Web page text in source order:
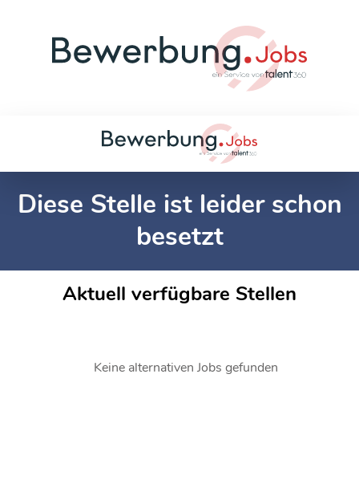
Diese Stelle ist leider schon
besetzt
Aktuell verfügbare Stellen
Keine alternativen Jobs gefunden